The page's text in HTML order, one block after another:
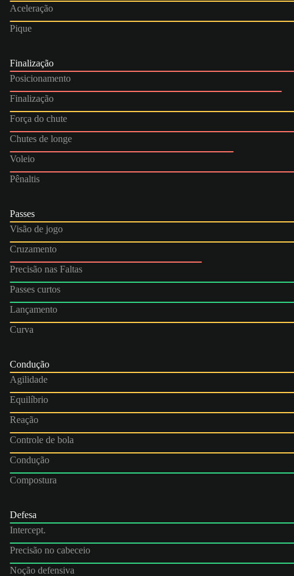
Aceleração
Pique
Finalização
Posicionamento
Finalização
Força do chute
Chutes de longe
Voleio
Pênaltis
Passes
Visão de jogo
Cruzamento
Precisão nas Faltas
Passes curtos
Lançamento
Curva
Condução
Agilidade
Equilíbrio
Reação
Controle de bola
Condução
Compostura
Defesa
Intercept.
Precisão no cabeceio
Noção defensiva